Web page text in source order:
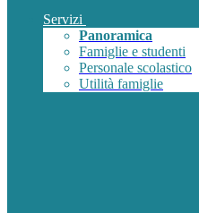
Servizi
Panoramica
Famiglie e studenti
Personale scolastico
Utilità famiglie